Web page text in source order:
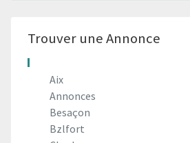
Trouver une Annonce
Aix
Annonces
Besaçon
Bzlfort